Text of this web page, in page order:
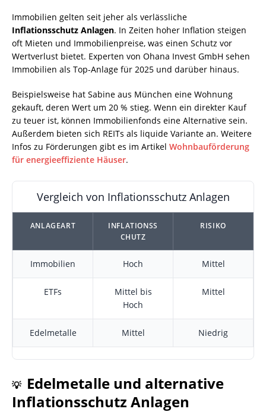
Immobilien gelten seit jeher als verlässliche
Inflationsschutz Anlagen. In Zeiten hoher Inflation steigen
oft Mieten und Immobilienpreise, was einen Schutz vor
Wertverlust bietet. Experten von Ohana Invest GmbH sehen
Immobilien als Top-Anlage für 2025 und darüber hinaus.
Beispielsweise hat Sabine aus München eine Wohnung
gekauft, deren Wert um 20 % stieg. Wenn ein direkter Kauf
zu teuer ist, können Immobilienfonds eine Alternative sein.
Außerdem bieten sich REITs als liquide Variante an. Weitere
Infos zu Förderungen gibt es im Artikel Wohnbauförderung
für energieeffiziente Häuser.
Vergleich von Inflationsschutz Anlagen
ANLAGEART
INFLATIONSS
CHUTZ
RISIKO
Immobilien Hoch Mittel
ETFs
Mittel bis
Hoch
Mittel
Edelmetalle Mittel Niedrig
💡 Edelmetalle und alternative
Inflationsschutz Anlagen